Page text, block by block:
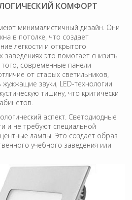
КОМФОРТ
минималистичный дизайн. Они
в потолке, что создает
легкости и открытого
заведениях это помогает снизить
современные панели
от старых светильников,
звуки, LED-технологии
тишину, что критически
аспект. Светодиодные
и не требуют специальной
лампы. Это создает образ
учебного заведения или